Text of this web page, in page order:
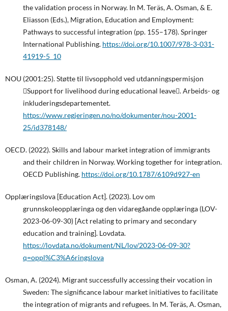
the validation process in Norway. In M. Teräs, A. Osman, & E.
Eliasson (Eds.), Migration, Education and Employment:
Pathways to successful integration (pp. 155–178). Springer
International Publishing. https://doi.org/10.1007/978-3-031-
41919-5_10
NOU (2001:25). Støtte til livsopphold ved utdanningspermisjon
Support for livelihood during educational leave. Arbeids- og
inkluderingsdepartementet.
https://www.regjeringen.no/no/dokumenter/nou-2001-
25/id378148/
OECD. (2022). Skills and labour market integration of immigrants
and their children in Norway. Working together for integration.
OECD Publishing. https://doi.org/10.1787/6109d927-en
Opplæringslova [Education Act]. (2023). Lov om
grunnskoleopplæringa og den vidaregåande opplæringa (LOV-
2023-06-09-30) [Act relating to primary and secondary
education and training]. Lovdata.
https://lovdata.no/dokument/NL/lov/2023-06-09-30?
q=oppl%C3%A6ringslova
Osman, A. (2024). Migrant successfully accessing their vocation in
Sweden: The significance labour market initiatives to facilitate
the integration of migrants and refugees. In M. Teräs, A. Osman,